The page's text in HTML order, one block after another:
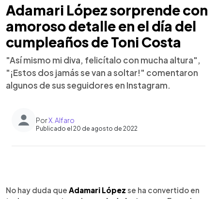
Adamari López sorprende con
amoroso detalle en el día del
cumpleaños de Toni Costa
"Así mismo mi diva, felicítalo con mucha altura",
"¡Estos dos jamás se van a soltar!" comentaron
algunos de sus seguidores en Instagram.
PorX. Alfaro
Publicado el 20 de agosto de 2022
► Escuchar artículo
No hay duda que Adamari López se ha convertido en